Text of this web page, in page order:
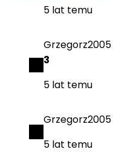
5 lat temu
Grzegorz2005
3
5 lat temu
Grzegorz2005
5 lat temu